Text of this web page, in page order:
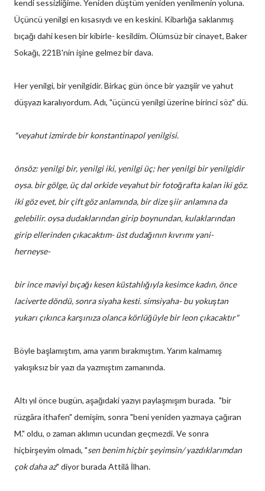
kendi sessizliğime. Yeniden düştüm yeniden yenilmenin yoluna.
Üçüncü yenilgi en kısasıydı ve en keskini. Kibarlığa saklanmış
bıçağı dahi kesen bir kibirle- kesildim. Ölümsüz bir cinayet, Baker
Sokağı, 221B'nin işine gelmez bir dava.
Her yenilgi, bir yenilgidir. Birkaç gün önce bir yazışiir ve yahut
düşyazı karalıyordum. Adı, "üçüncü yenilgi üzerine birinci söz" dü.
"veyahut izmirde bir konstantinapol yenilgisi.
önsöz: yenilgi bir, yenilgi iki, yenilgi üç; her yenilgi bir yenilgidir
oysa. bir gölge, üç dal orkide veyahut bir fotoğrafta kalan iki göz.
iki göz evet, bir çift göz anlamında, bir dize şiir anlamına da
gelebilir. oysa dudaklarından girip boynundan, kulaklarından
girip ellerinden çıkacaktım- üst dudağının kıvrımı yani-
herneyse-
bir ince maviyi bıçağı kesen küstahlığıyla kesimce kadın, önce
laciverte döndü, sonra siyaha kesti. simsiyaha- bu yokuştan
yukarı çıkınca karşınıza olanca körlüğüyle bir leon çıkacaktır"
Böyle başlamıştım, ama yarım bırakmıştım. Yarım kalmamış
yakışıksız bir yazı da yazmıştım zamanında.
Altı yıl önce bugün, aşağıdaki yazıyı paylaşmışım burada. "bir
rüzgâra ithafen" demişim, sonra "beni yeniden yazmaya çağıran
M." oldu, o zaman aklımın ucundan geçmezdi. Ve sonra
hiçbirşeyim olmadı, "sen benim hiçbir şeyimsin/ yazdıklarımdan
çok daha az" diyor burada Attilâ İlhan.